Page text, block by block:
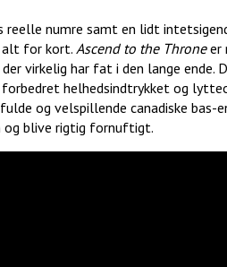
reelle numre samt en lidt
for kort. Ascend to the Throneer
virkelig har fat i den lange
forbedret helhedsindtrykket og
og velspillende canadiske bas-
og blive rigtig fornuftigt.